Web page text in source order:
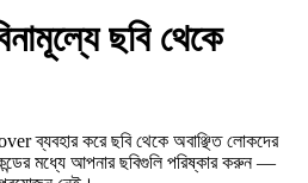
ছবি থেকে
ব্যবহার করে ছবি থেকে অবাঞ্ছিত লোকদের
মধ্যে আপনার ছবিগুলি পরিষ্কার করুন —